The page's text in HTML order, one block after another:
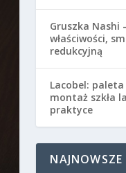
Gruszka Nashi
właściwości,
redukcyjną
Lacobel:
montaż szkła
praktyce